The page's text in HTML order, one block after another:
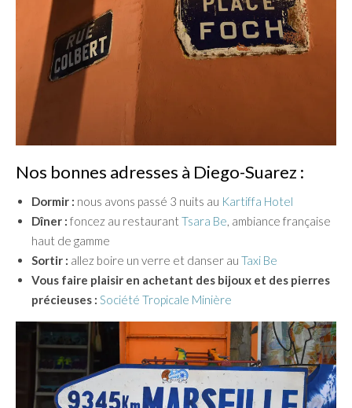
Nos bonnes adresses à Diego-Suarez :
Dormir : nous avons passé 3 nuits au Kartiffa Hotel
Dîner : foncez au restaurant Tsara Be, ambiance française
haut de gamme
Sortir : allez boire un verre et danser au Taxi Be
Vous faire plaisir en achetant des bijoux et des pierres
précieuses : Société Tropicale Minière